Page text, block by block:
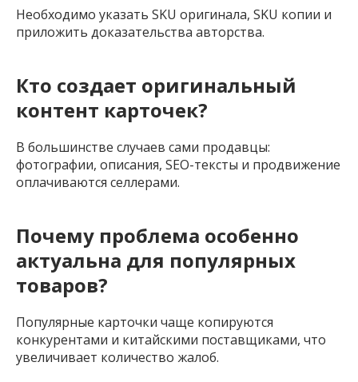
Необходимо указать SKU оригинала, SKU копии и
приложить доказательства авторства.
Кто создает оригинальный
контент карточек?
В большинстве случаев сами продавцы:
фотографии, описания, SEO-тексты и продвижение
оплачиваются селлерами.
Почему проблема особенно
актуальна для популярных
товаров?
Популярные карточки чаще копируются
конкурентами и китайскими поставщиками, что
увеличивает количество жалоб.